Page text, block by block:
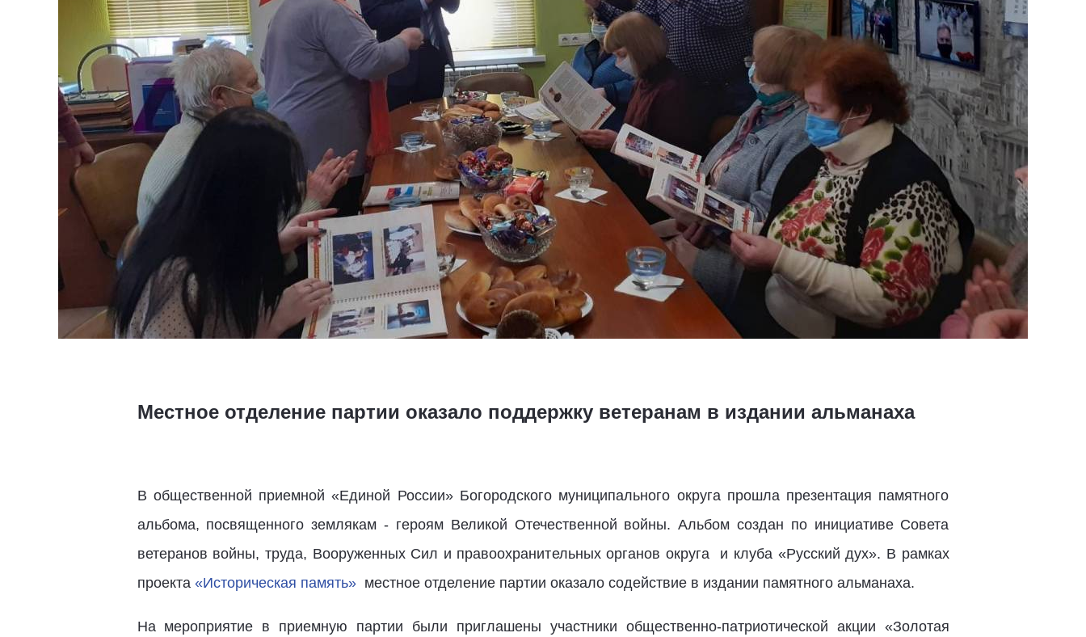
Местное отделение партии оказало поддержку ветеранам в издании альманаха
В общественной приемной «Единой России» Богородского муниципального округа прошла презентация памятного
альбома, посвященного землякам - героям Великой Отечественной войны. Альбом создан по инициативе Совета
ветеранов войны, труда, Вооруженных Сил и правоохранительных органов округа
и клуба «Русский дух». В рамках
проекта «Историческая память» местное отделение партии оказало содействие в издании памятного альманаха.
На мероприятие в приемную партии были приглашены участники общественно-патриотической акции «Золотая